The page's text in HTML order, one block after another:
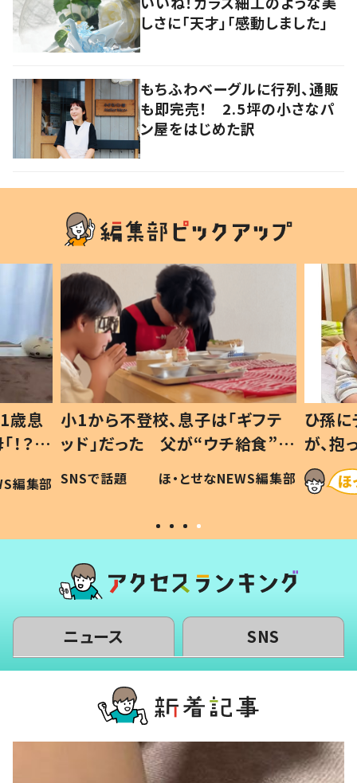
しさに「天才」「感動しました」
もちふわベーグルに行列、通販
も即完売！ 2.5坪の小さなパ
ン屋をはじめた訳
歳息
？」
編集部
小1から不登校、息子は「ギフテ
ッド」だった 父が“ウチ給食”を
作り続ける理由とは #令和の親
#令和の子
SNSで話題 ほ・とせなNEWS編集部
ひ孫
が、
「涙が
い」
ニュース SNS